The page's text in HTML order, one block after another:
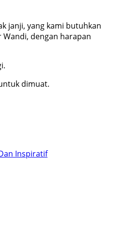
janji, yang kami butuhkan
Wandi, dengan harapan
dimuat.